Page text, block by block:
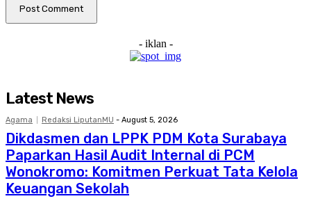
- iklan -
Latest News
Agama Redaksi LiputanMU - August 5, 2026
Dikdasmen dan LPPK PDM Kota Surabaya
Paparkan Hasil Audit Internal di PCM
Wonokromo: Komitmen Perkuat Tata Kelola
Keuangan Sekolah